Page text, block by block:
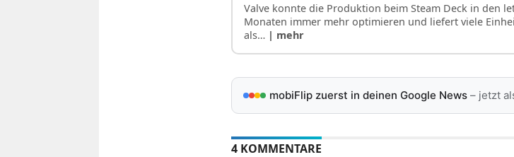
Valve konnte die Produktion beim Steam Deck in den
Monaten immer mehr optimieren und liefert viele
als… | mehr
mobiFlip zuerst in deinen Google News– jetzt
4 KOMMENTARE